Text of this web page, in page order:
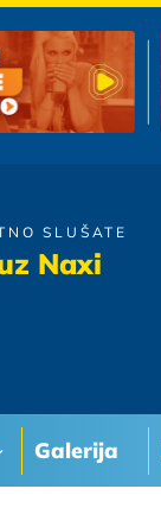
Galerija
SLUŠATE
Naxi
Joksimovic